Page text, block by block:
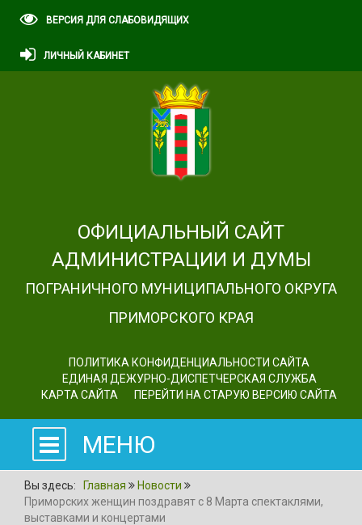
ВЕРСИЯ ДЛЯ СЛАБОВИДЯЩИХ
ЛИЧНЫЙ КАБИНЕТ
ОФИЦИАЛЬНЫЙ САЙТ
АДМИНИСТРАЦИИ И ДУМЫ
ПОГРАНИЧНОГО МУНИЦИПАЛЬНОГО ОКРУГА
ПРИМОРСКОГО КРАЯ
ПОЛИТИКА КОНФИДЕНЦИАЛЬНОСТИ САЙТА
ЕДИНАЯ ДЕЖУРНО-ДИСПЕТЧЕРСКАЯ СЛУЖБА
КАРТА САЙТА
ПЕРЕЙТИ НА СТАРУЮ ВЕРСИЮ САЙТА
МЕНЮ
Вы здесь: Главная
Новости
Приморских женщин поздравят с 8 Марта спектаклями,
выставками и концертами